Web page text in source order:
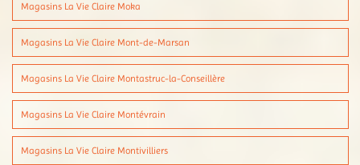
Magasins La Vie Claire Moka
Magasins La Vie Claire Mont-de-Marsan
Magasins La Vie Claire Montastruc-la-Conseillère
Magasins La Vie Claire Montévrain
Magasins La Vie Claire Montivilliers